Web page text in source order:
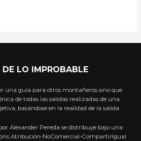
LO IMPROBABLE
una guía para otros montañeros sino que
de todas las salidas realizadas de una
basándose en la realidad de la salida.
Alexander Pereda se distribuye bajo una
Atribución-NoComercial-CompartirIgual